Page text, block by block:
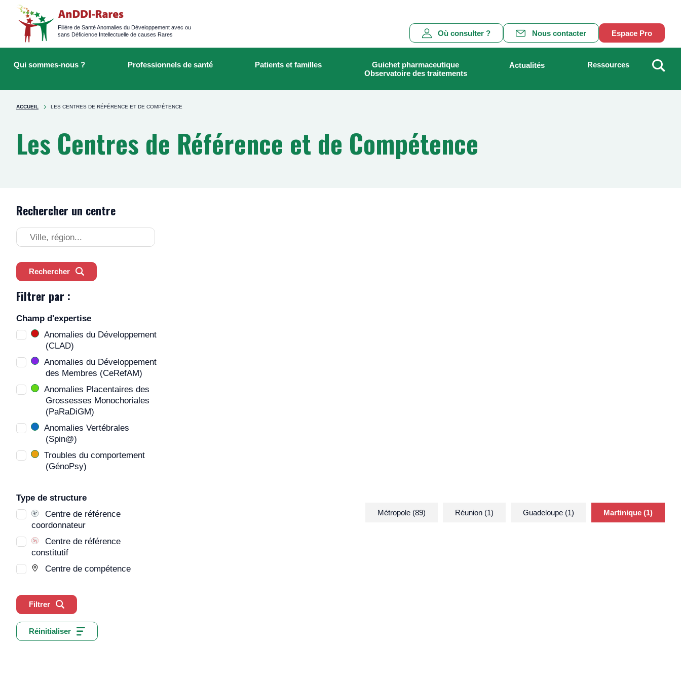
Logged
main
navigation
Filière de Santé Anomalies du Développement avec ou
sans Déficience Intellectuelle de causes Rares
Main
navigation
Où consulter ? Nous contacter Espace Pro
sur
Rechercher
navigation
Qui sommes-nous ? Professionnels de santé Patients et familles
Guichet pharmaceutique
Observatoire des traitements
Actualités Ressources
You're
ACCUEIL LES CENTRES DE RÉFÉRENCE ET DE COMPÉTENCE
Les Centres de Référence et de Compétence
Rechercher un centre
Rechercher
un
Rechercher
Filtrer par :
Champ d'expertise
(CLAD)
des Membres (CeRefAM)
Grossesses Monochoriales
(PaRaDiGM)
(Spin@)
(GénoPsy)
Type de structure
coordonnateur
constitutif
Centre de compétence
Filtrer
Réinitialiser
Métropole (89) Réunion (1) Guadeloupe (1) Martinique (1)